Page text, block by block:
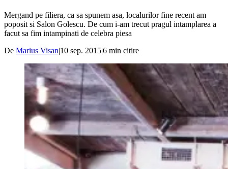
Mergand pe filiera, ca sa spunem asa, localurilor fine recent am
poposit si Salon Golescu. De cum i-am trecut pragul intamplarea a
facut sa fim intampinati de celebra piesa
De Marius Visan|10 sep. 2015|6 min citire